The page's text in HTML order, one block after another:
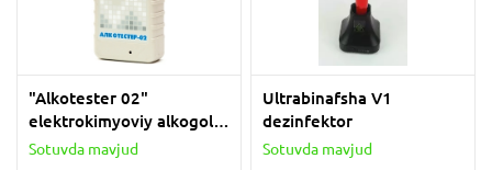
"Alkotester 02"
elektrokimyoviy alkogol
indikatori
Sotuvda mavjud
Ultrabinafsha V1
dezinfektor
Sotuvda mavjud